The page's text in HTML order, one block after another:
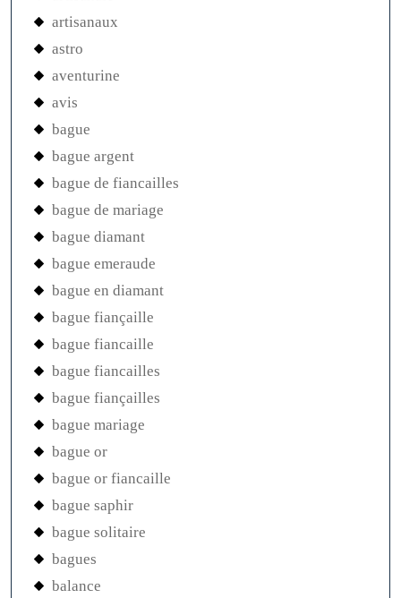
artisanaux
astro
aventurine
avis
bague
bague argent
bague de fiancailles
bague de mariage
bague diamant
bague emeraude
bague en diamant
bague fiançaille
bague fiancaille
bague fiancailles
bague fiançailles
bague mariage
bague or
bague or fiancaille
bague saphir
bague solitaire
bagues
balance